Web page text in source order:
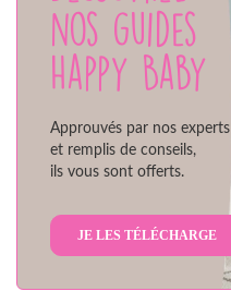
nos guides
Happy Baby
Approuvés par nos experts
et remplis de conseils,
ils vous sont offerts.
JE LES TÉLÉCHARGE